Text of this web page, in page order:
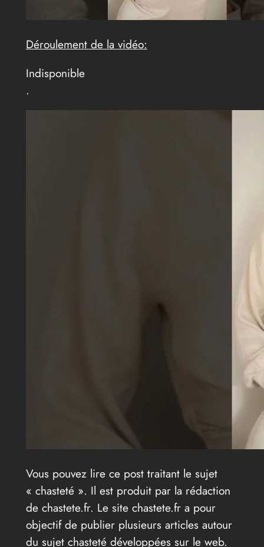
Déroulement de la vidéo:
Indisponible
.
Vous pouvez lire ce post traitant le sujet
« chasteté ». Il est produit par la rédaction
de chastete.fr. Le site chastete.fr a pour
objectif de publier plusieurs articles autour
du sujet chasteté développées sur le web.